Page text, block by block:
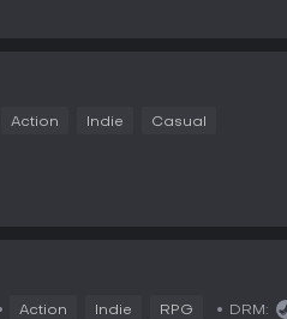
Action Indie Casual
Action Indie RPG DRM: